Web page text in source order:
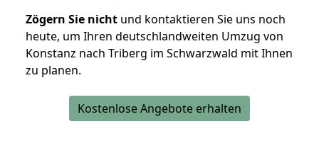
Zögern Sie nicht und kontaktieren Sie uns noch
heute, um Ihren deutschlandweiten Umzug von
Konstanz nach Triberg im Schwarzwald mit Ihnen
zu planen.
Kostenlose Angebote erhalten